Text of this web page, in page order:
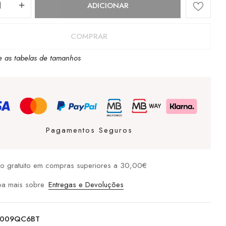
ADICIONAR
COMPRAR
as tabelas de tamanhos
Pagamentos Seguros
gratuito em compras superiores a 30,00€
mais sobre Entregas e Devoluções